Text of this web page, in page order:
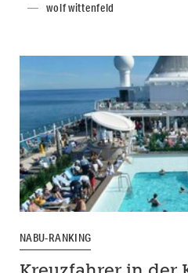
wolf wittenfeld
NABU-RANKING